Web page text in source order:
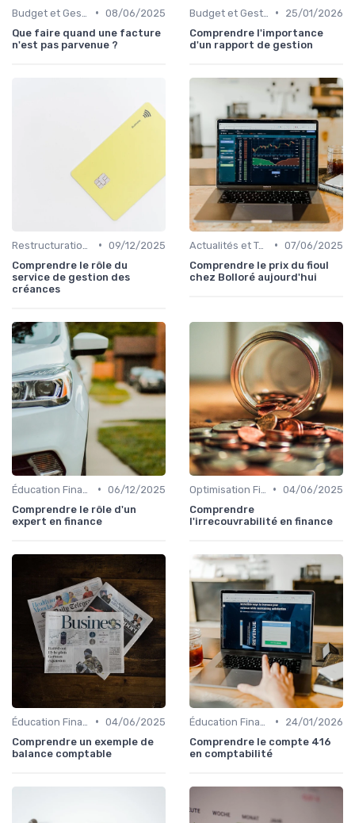
• 08/06/2025
Que faire quand une facture
n'est pas parvenue ?
•
25/01/2026
Comprendre l'importance
d'un rapport de gestion
• 09/12/2025
Comprendre le rôle du
service de gestion des
créances
Actualités et Tendances Économiques • 07/06/2025
Comprendre le prix du fioul
chez Bolloré aujourd'hui
• 06/12/2025
Comprendre le rôle d'un
expert en finance
• 04/06/2025
Comprendre
l'irrecouvrabilité en finance
• 04/06/2025
Comprendre un exemple de
balance comptable
•
24/01/2026
Comprendre le compte 416
en comptabilité